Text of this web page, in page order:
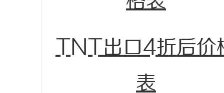
TNT出口4折后价
表